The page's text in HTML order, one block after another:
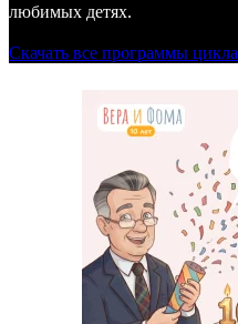
любимых детях.
Скачать все программы цикла